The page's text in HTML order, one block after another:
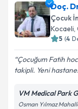
Uzm. Dr.
oluşturun.
takvim
Kişisel
Metni'ni
Doç.
Çocuk
Kocaeli,
5 (4
Çocuğum Fatih
takipli. Yeni
VM Medical Park
Osman Yılmaz